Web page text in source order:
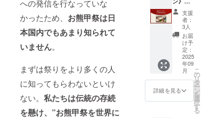
への発信を行なっていな
かったため、 お熊甲祭は日
本国内でもあまり知られて
いません。
まずは祭りをより多くの人
に知ってもらわないといけ
ない。 私たちは伝統の存続
を懸け、”お熊甲祭を世界に
に、お
祭りの
シンボ
ルであ
る枠旗
祭りを
刻印し
た札で
す。イ
ンテリ
アとし
て香り
人なた
うち
（美土
里ネッ
トなた
ち）」
より
メール
でご連
絡しま
す。日
登牛
（すき
焼き
用）
500g
【原産
地】石
川県産
【内容
量】
500g
【賞味
期限】
支援
者：
3人
お届
け予
定：
2025
年09
月
詳細を見る
こ
の
リ
タ
ー
ン
を
選
択
す
る